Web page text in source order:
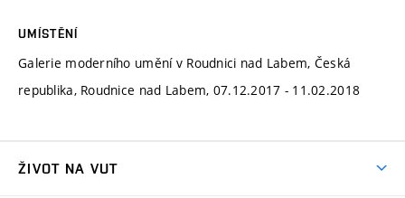
UMÍSTĚNÍ
Galerie moderního umění v Roudnici nad Labem, Česká
republika, Roudnice nad Labem, 07.12.2017 - 11.02.2018
ŽIVOT NA VUT